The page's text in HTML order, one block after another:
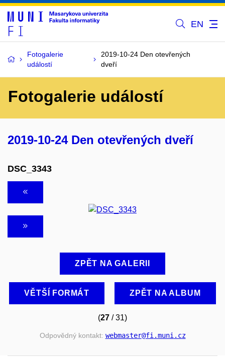
EN
Fotogalerie
událostí
2019-10-24 Den otevřených
dveří
Fotogalerie událostí
2019-10-24 Den otevřených dveří
DSC_3343
ZPĚT NA GALERII
VĚTŠÍ FORMÁT ZPĚT NA ALBUM
(27 / 31)
Odpovědný kontakt: webmaster@fi.muni.cz